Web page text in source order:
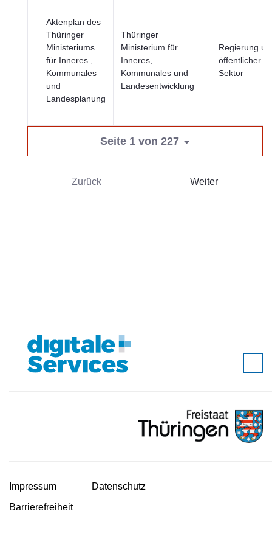
Aktenplan des
Thüringer
Ministeriums
für Inneres ,
Kommunales
und
Landesplanung
Thüringer
Ministerium für
Inneres,
Kommunales und
Landesentwicklung
Regierung
öffentlicher
Sektor
Seite 1 von 227
Zurück Weiter
Impressum
Datenschutz
Barrierefreiheit